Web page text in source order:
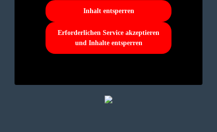
Inhalt entsperren
Erforderlichen Service akzeptieren
und Inhalte entsperren